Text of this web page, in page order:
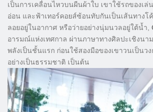
เป็นการเคลื่อนไหวบนผืนผ้าใบ เขาใช้รถของเ
อ่อน และฟ้าเทอร์คอยส์ซ้อนทับกันเป็นเส้นทางโ
ลอยอยู่ในอากาศ หรือว่ายอย่างนุ่มนวลอยู่ใต้น้ำ,
อารมณ์แห่งเทศกาล ผ่านภาษาทางศิลปะเชิงน
พลังเป็นชั้นแรก ก่อนใช้สองมือของเขาวนเป็นว
อย่างเป็นธรรมชาติ เป็นต้น